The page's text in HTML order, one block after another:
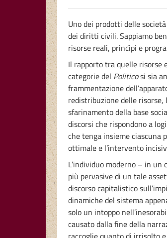
Uno dei prodotti delle
dei diritti civili. Sappiamo
risorse reali, princìpi e
Il rapporto tra quelle
categorie del Politicosi sia
frammentazione
redistribuzione delle
sfarinamento della base
discorsi che rispondono a
che tenga insieme ciascuna
ottimale e l’intervento
L’individuo moderno – in
più pervasive di un tale
discorso capitalistico
dinamiche del sistema
solo un intoppo
causato dalla fine della